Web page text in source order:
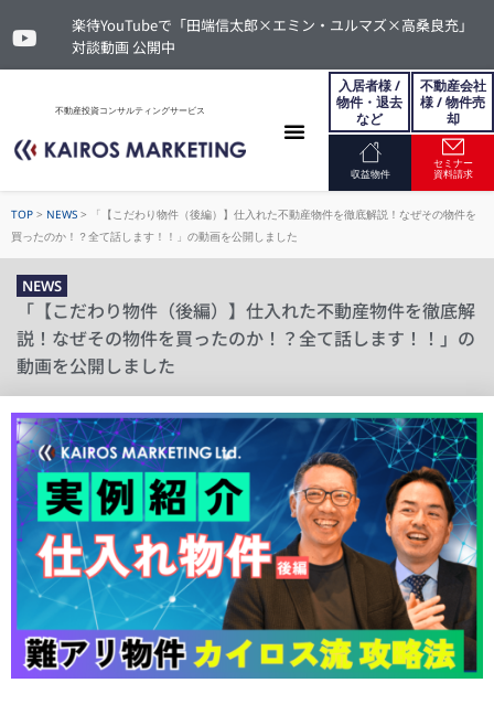
楽待YouTubeで「田端信太郎×エミン・ユルマズ×高桑良充」
対談動画 公開中
不動産投資コンサルティングサービス
入居者様 /
物件・退去
など
不動産会社
様 / 物件売
却
収益物件
セミナー
資料請求
TOP > NEWS >
「【こだわり物件（後編）】仕入れた不動産物件を徹底解説！なぜその物件を
買ったのか！？全て話します！！」の動画を公開しました
NEWS
「【こだわり物件（後編）】仕入れた不動産物件を徹底解
説！なぜその物件を買ったのか！？全て話します！！」の
動画を公開しました